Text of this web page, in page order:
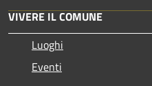
VIVERE IL COMUNE
Luoghi
Eventi